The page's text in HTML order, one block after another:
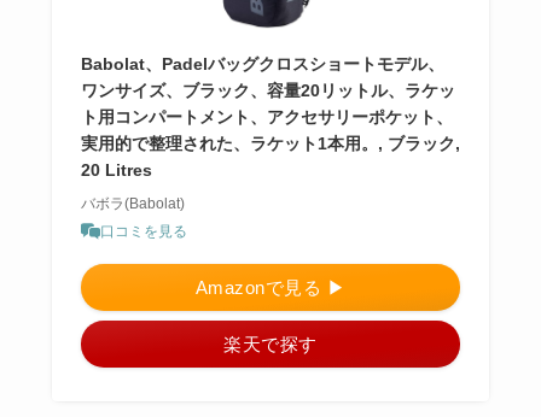
Babolat、Padelバッグクロスショートモデル、
ワンサイズ、ブラック、容量20リットル、ラケッ
ト用コンパートメント、アクセサリーポケット、
実用的で整理された、ラケット1本用。, ブラック,
20 Litres
バボラ(Babolat)
口コミを見る
Amazonで見る ▶︎
楽天で探す